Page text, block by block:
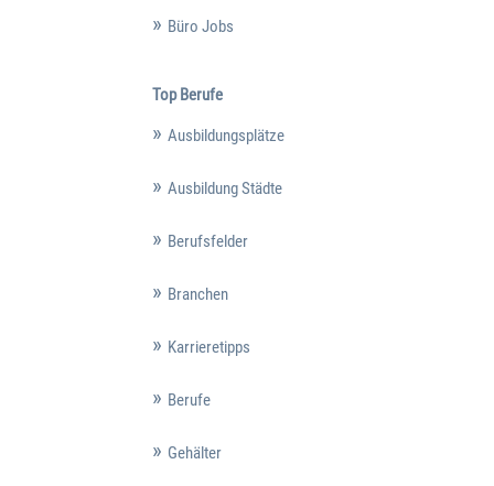
Büro Jobs
Top Berufe
Ausbildungsplätze
Ausbildung Städte
Berufsfelder
Branchen
Karrieretipps
Berufe
Gehälter